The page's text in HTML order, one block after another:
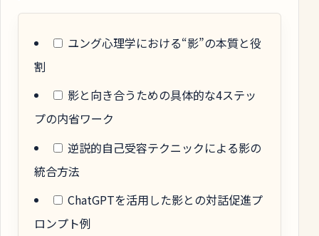
ユング心理学における“影”の本質と役
割
影と向き合うための具体的な4ステッ
プの内省ワーク
逆説的自己受容テクニックによる影の
統合方法
ChatGPTを活用した影との対話促進プ
ロンプト例